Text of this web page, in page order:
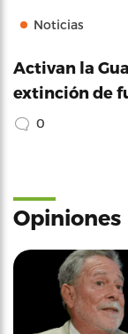
Noticias
Activan la
extinción de
0
Opiniones